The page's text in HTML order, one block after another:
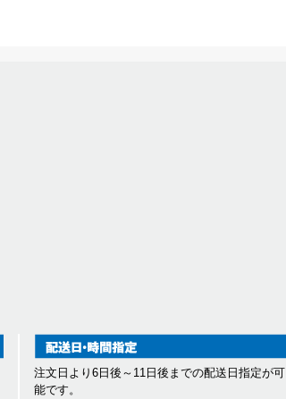
注文日より6日後～11日後までの配送日指定が可
能です。